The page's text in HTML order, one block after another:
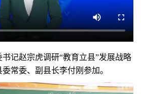
赵宗虎调研“教育立县”发展战略
常委、副县长李付刚参加。